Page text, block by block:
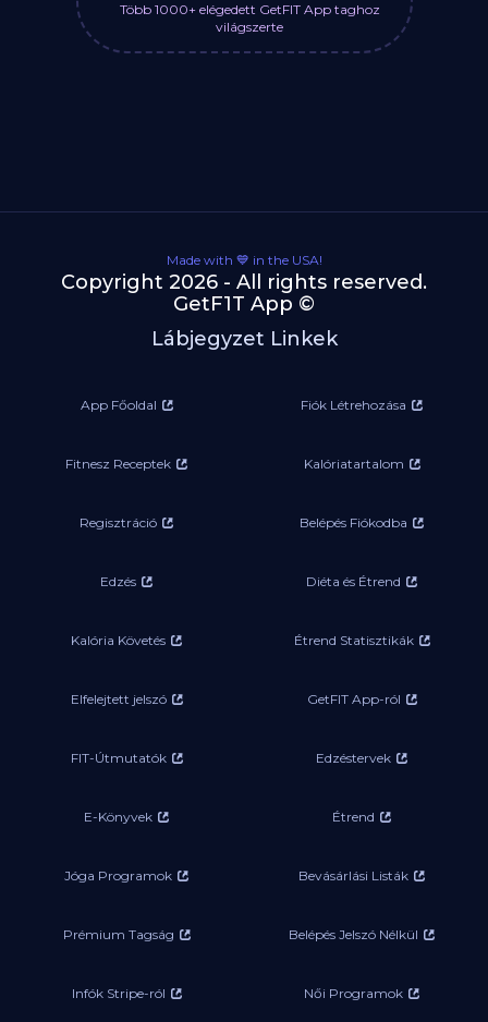
Több 1000+ elégedett GetFIT App taghoz
világszerte
Made with 💙 in the USA!
Copyright 2026 - All rights reserved.
GetF1T App ©
Lábjegyzet Linkek
App Főoldal Fiók Létrehozása
Fitnesz Receptek Kalóriatartalom
Regisztráció Belépés Fiókodba
Edzés Diéta és Étrend
Kalória Követés Étrend Statisztikák
Elfelejtett jelszó GetFIT App-ról
FIT-Útmutatók Edzéstervek
E-Könyvek Étrend
Jóga Programok Bevásárlási Listák
Prémium Tagság Belépés Jelszó Nélkül
Infók Stripe-ról Női Programok